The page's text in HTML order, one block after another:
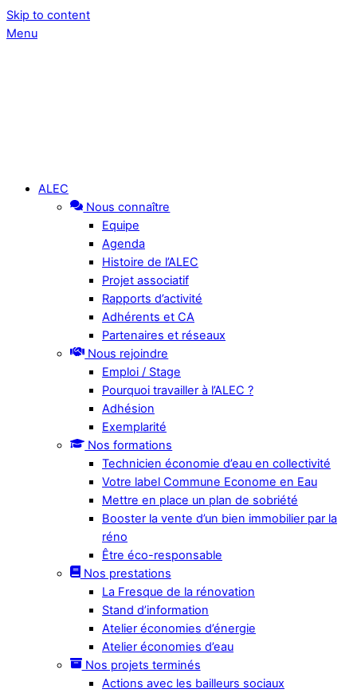
Skip to content
Menu
ALEC
Nous connaître
Equipe
Agenda
Histoire de l’ALEC
Projet associatif
Rapports d’activité
Adhérents et CA
Partenaires et réseaux
Nous rejoindre
Emploi / Stage
Pourquoi travailler à l’ALEC ?
Adhésion
Exemplarité
Nos formations
Technicien économie d’eau en collectivité
Votre label Commune Econome en Eau
Mettre en place un plan de sobriété
Booster la vente d’un bien immobilier par la
réno
Être éco-responsable
Nos prestations
La Fresque de la rénovation
Stand d’information
Atelier économies d’énergie
Atelier économies d’eau
Nos projets terminés
Actions avec les bailleurs sociaux